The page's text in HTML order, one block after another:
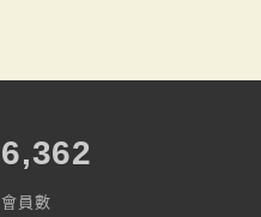
7,787
會員數